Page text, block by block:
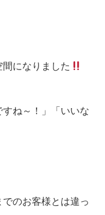
になりました
ね～！」「いいな
のお客様とは違っ